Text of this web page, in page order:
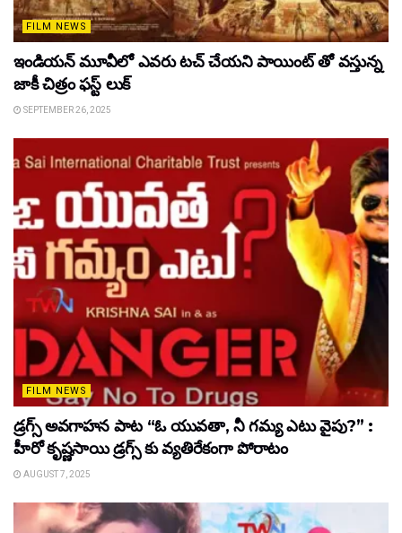
FILM NEWS
ఇండియన్ మూవీలో ఎవరు టచ్ చేయని పాయింట్ తో వస్తున్న
జాకీ చిత్రం ఫస్ట్ లుక్
SEPTEMBER 26, 2025
FILM NEWS
డ్రగ్స్ అవగాహన పాట “ఓ యువతా, నీ గమ్య ఎటు వైపు?” :
హీరో కృష్ణసాయి డ్రగ్స్ కు వ్యతిరేకంగా పోరాటం
AUGUST 7, 2025